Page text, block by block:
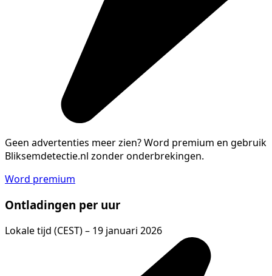
Geen advertenties meer zien?Word premium en gebruik
Bliksemdetectie.nl zonder onderbrekingen.
Word premium
Ontladingen per uur
Lokale tijd (CEST) – 19 januari 2026